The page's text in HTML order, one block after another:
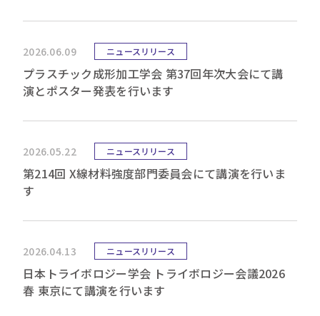
2026.06.09 ニュースリリース
プラスチック成形加工学会 第37回年次大会にて講
演とポスター発表を行います
2026.05.22 ニュースリリース
第214回 X線材料強度部門委員会にて講演を行いま
す
2026.04.13 ニュースリリース
日本トライボロジー学会 トライボロジー会議2026
春 東京にて講演を行います